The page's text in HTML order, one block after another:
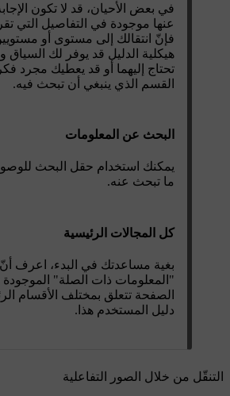
في بعض الأحيان، قد لا تكون
عنها موجودة في التفاصيل التي
فإنّ انتقالك إلى مستوى أو
هيكلية الدليل قد يوفر لك السياق
تحتاج إليهما أو قد يعطيك مجرد
القسم الذي ينبغي أن تبحث فيه.
البحث عن المعلومات
يمكنك استخدام حقل البحث
ما تبحث عنه.
كل المجالات الرئيسية
بغية مساعدتك في البدء، اعرف
"المعلومات ذات الصلة"
الصفحة تتعلق بمختلف الأقسام
دليل المستخدم هذا.
التنقّل من خلال الصور التفاعلية